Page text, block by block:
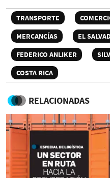
TRANSPORTE
MERCANCÍAS
EL
FEDERICO ANLIKER
COSTA RICA
RELACIONADAS